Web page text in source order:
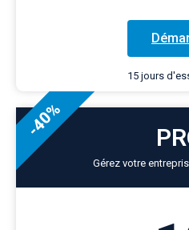
15 jours
-40%
Gérez votre